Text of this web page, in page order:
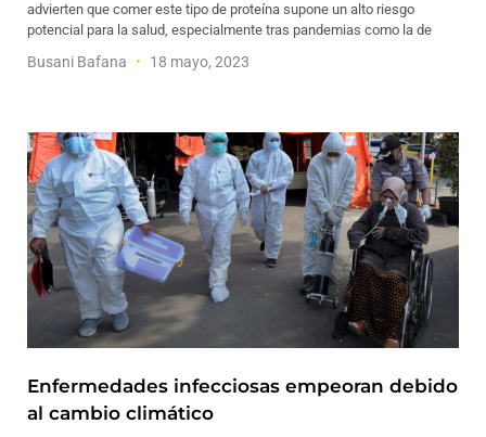
advierten que comer este tipo de proteína supone un alto riesgo
potencial para la salud, especialmente tras pandemias como la de
Busani Bafana 18 mayo, 2023
Enfermedades infecciosas empeoran debido
al cambio climático